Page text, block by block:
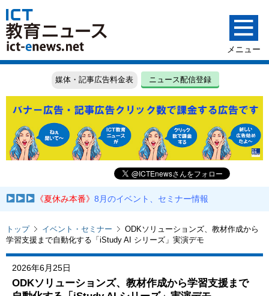
媒体・記事広告料金表 ニュース配信登録
《夏休み本番》8月のイベント、セミナー情報
トップ イベント・セミナー
ODKソリューションズ、教材作成から
学習支援まで自動化する「iStudy AI シリーズ」実演デモ
2026年6月25日
ODKソリューションズ、教材作成から学習支援まで